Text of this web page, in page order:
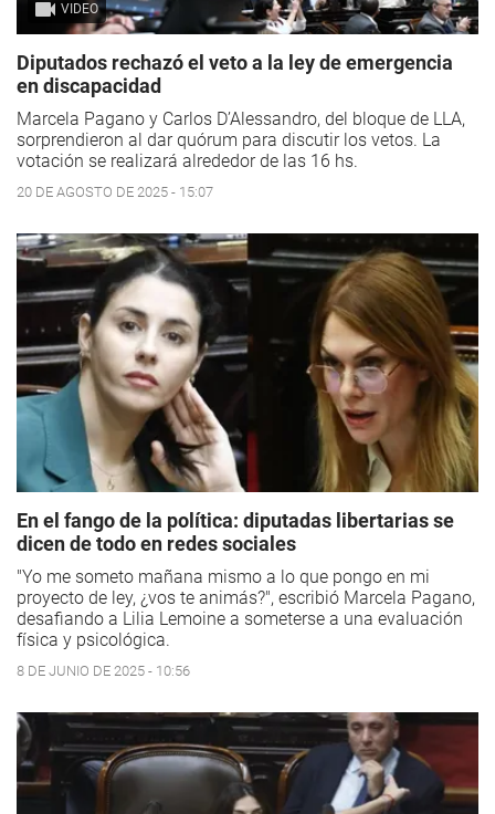
VIDEO
Diputados rechazó el veto a la ley de emergencia
en discapacidad
Marcela Pagano y Carlos D’Alessandro, del bloque de LLA,
sorprendieron al dar quórum para discutir los vetos. La
votación se realizará alrededor de las 16 hs.
20 DE AGOSTO DE 2025 - 15:07
En el fango de la política: diputadas libertarias se
dicen de todo en redes sociales
"Yo me someto mañana mismo a lo que pongo en mi
proyecto de ley, ¿vos te animás?", escribió Marcela Pagano,
desafiando a Lilia Lemoine a someterse a una evaluación
física y psicológica.
8 DE JUNIO DE 2025 - 10:56